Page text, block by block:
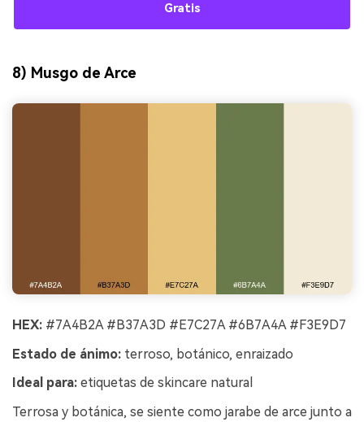
Gratis
8) Musgo de Arce
HEX: #7A4B2A #B37A3D #E7C27A #6B7A4A #F3E9D7
Estado de ánimo: terroso, botánico, enraizado
Ideal para: etiquetas de skincare natural
Terrosa y botánica, se siente como jarabe de arce junto a